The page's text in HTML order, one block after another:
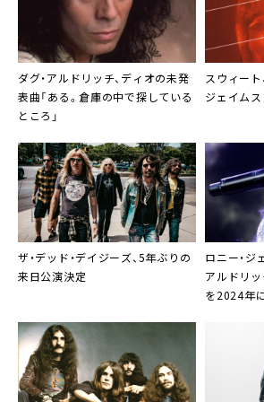
ダグ・アルドリッチ、ディオの未発
表曲「ある。倉庫の中で探している
ところ」
スウィート
ジェイムス
ザ・デッド・デイジーズ、5年ぶりの
来日公演決定
ロニー・ジ
アルドリ
を2024年